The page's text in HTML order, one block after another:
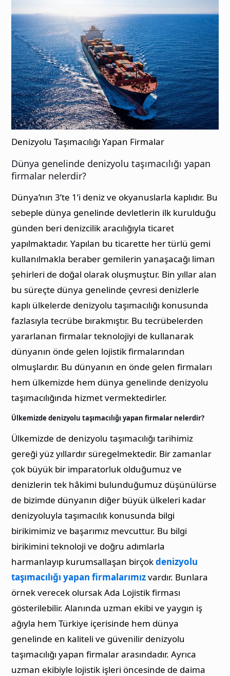
Denizyolu Taşımacılığı Yapan Firmalar
Dünya genelinde denizyolu taşımacılığı yapan
firmalar nelerdir?
Dünya’nın 3’te 1’i deniz ve okyanuslarla kaplıdır. Bu
sebeple dünya genelinde devletlerin ilk kurulduğu
günden beri denizcilik aracılığıyla ticaret
yapılmaktadır. Yapılan bu ticarette her türlü gemi
kullanılmakla beraber gemilerin yanaşacağı liman
şehirleri de doğal olarak oluşmuştur. Bin yıllar alan
bu süreçte dünya genelinde çevresi denizlerle
kaplı ülkelerde denizyolu taşımacılığı konusunda
fazlasıyla tecrübe bırakmıştır. Bu tecrübelerden
yararlanan firmalar teknolojiyi de kullanarak
dünyanın önde gelen lojistik firmalarından
olmuşlardır. Bu dünyanın en önde gelen firmaları
hem ülkemizde hem dünya genelinde denizyolu
taşımacılığında hizmet vermektedirler.
Ülkemizde denizyolu taşımacılığı yapan firmalar nelerdir?
Ülkemizde de denizyolu taşımacılığı tarihimiz
gereği yüz yıllardır süregelmektedir. Bir zamanlar
çok büyük bir imparatorluk olduğumuz ve
denizlerin tek hâkimi bulunduğumuz düşünülürse
de bizimde dünyanın diğer büyük ülkeleri kadar
denizyoluyla taşımacılık konusunda bilgi
birikimimiz ve başarımız mevcuttur. Bu bilgi
birikimini teknoloji ve doğru adımlarla
harmanlayıp kurumsallaşan birçokdenizyolu
taşımacılığı yapan firmalarımızvardır. Bunlara
örnek verecek olursak Ada Lojistik firması
gösterilebilir. Alanında uzman ekibi ve yaygın iş
ağıyla hem Türkiye içerisinde hem dünya
genelinde en kaliteli ve güvenilir denizyolu
taşımacılığı yapan firmalar arasındadır. Ayrıca
uzman ekibiyle lojistik işleri öncesinde de daima